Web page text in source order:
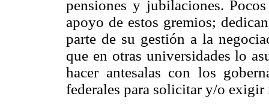
pensiones y jubilaciones.
apoyo de estos gremios;
parte de su gestión a la
que en otras universidades lo
hacer antesalas con los
federales para solicitar y/o exigir